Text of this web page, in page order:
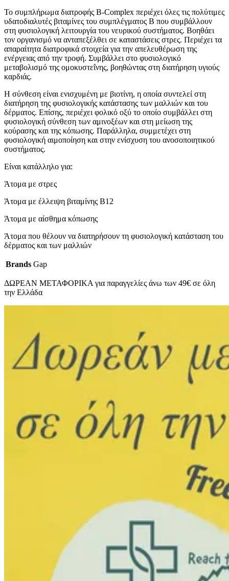
Το συμπλήρωμα διατροφής B-Complex περιέχει όλες τις πολύτιμες
υδατοδιαλυτές βιταμίνες του συμπλέγματος B που συμβάλλουν
στη φυσιολογική λειτουργία του νευρικού συστήματος. Βοηθάει
τον οργανισμό να ανταπεξέλθει σε καταστάσεις στρες. Περιέχει τα
απαραίτητα διατροφικά στοιχεία για την απελευθέρωση της
ενέργειας από την τροφή. Συμβάλλει στο φυσιολογικό
μεταβολισμό της ομοκυστεΐνης, βοηθώντας στη διατήρηση υγιούς
καρδιάς.
Η σύνθεση είναι ενισχυμένη με βιοτίνη, η οποία συντελεί στη
διατήρηση της φυσιολογικής κατάστασης των μαλλιών και του
δέρματος. Επίσης, περιέχει φολικό οξύ το οποίο συμβάλλει στη
φυσιολογική σύνθεση των αμινοξέων και στη μείωση της
κούρασης και της κόπωσης. Παράλληλα, συμμετέχει στη
φυσιολογική αιμοποίηση και στην ενίσχυση του ανοσοποιητικού
συστήματος.
Είναι κατάλληλο για:
Άτομα με στρες
Άτομα με έλλειψη βιταμίνης Β12
Άτομα με αίσθημα κόπωσης
Άτομα που θέλουν να διατηρήσουν τη φυσιολογική κατάσταση του
δέρματος και των μαλλιών
Brands Gap
ΔΩΡΕΑΝ ΜΕΤΑΦΟΡΙΚΑ για παραγγελίες άνω των 49€ σε όλη
την Ελλάδα